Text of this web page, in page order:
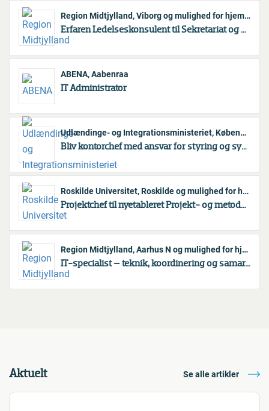
Region Midtjylland, Viborg og mulighed for hjemmearbejde
Erfaren Ledelseskonsulent til Sekretariat og Porteføljestyring
ABENA, Aabenraa
IT Administrator
Udlændinge- og Integrationsministeriet, København K
Bliv kontorchef med ansvar for styring og systemforvaltning af Udlændinge- og Integrationsministeriets it-portefølje
Roskilde Universitet, Roskilde og mulighed for hjemmearbejde
Projektchef til nyetableret Projekt- og metodeenhed i administrationen på Roskilde Universitet
Region Midtjylland, Aarhus N og mulighed for hjemmearbejde
IT-specialist – teknik, koordinering og samarbejde - 1-årigt vikariat
Aktuelt Se alle artikler